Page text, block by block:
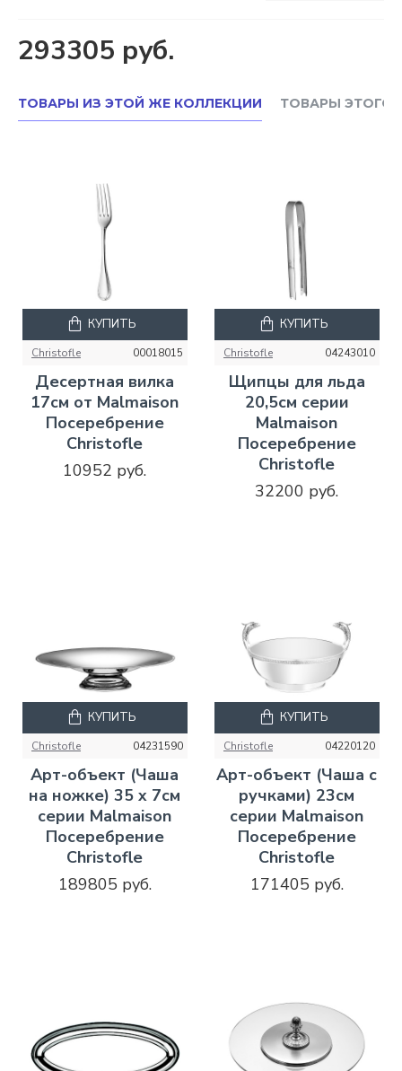
293305 руб.
ТОВАРЫ ИЗ ЭТОЙ ЖЕ КОЛЛЕКЦИИ ТОВАРЫ ЭТОГО
Christofle 00018015
Десертная вилка
17см от Malmaison
Посеребрение
Christofle
10952 руб.
КУПИТЬ
Christofle 04243010
Щипцы для льда
20,5см серии
Malmaison
Посеребрение
Christofle
32200 руб.
КУПИТЬ
Christofle 04231590
Арт-объект (Чаша
на ножке) 35 x 7см
серии Malmaison
Посеребрение
Christofle
189805 руб.
КУПИТЬ
Christofle 04220120
Арт-объект (Чаша с
ручками) 23см
серии Malmaison
Посеребрение
Christofle
171405 руб.
КУПИТЬ